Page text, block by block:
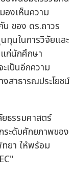
องเห็นความ
ของ ดร.ถาวร
นในการวิจัยและ
ก่นักศึกษา
เป็นอีกความ
สาธารณประโยชน์
ธรรมศาสตร์
ระดับศักยภาพของ
ยา ให้พร้อม